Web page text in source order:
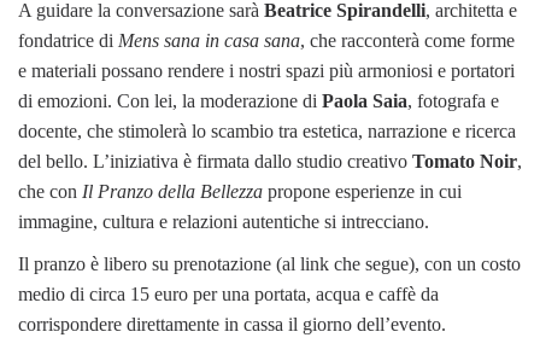
A guidare la conversazione sarà Beatrice Spirandelli, architetta e
fondatrice di Mens sana in casa sana, che racconterà come forme
e materiali possano rendere i nostri spazi più armoniosi e portatori
di emozioni. Con lei, la moderazione di Paola Saia, fotografa e
docente, che stimolerà lo scambio tra estetica, narrazione e ricerca
del bello. L’iniziativa è firmata dallo studio creativo Tomato Noir,
che con Il Pranzo della Bellezza propone esperienze in cui
immagine, cultura e relazioni autentiche si intrecciano.
Il pranzo è libero su prenotazione (al link che segue), con un costo
medio di circa 15 euro per una portata, acqua e caffè da
corrispondere direttamente in cassa il giorno dell’evento.